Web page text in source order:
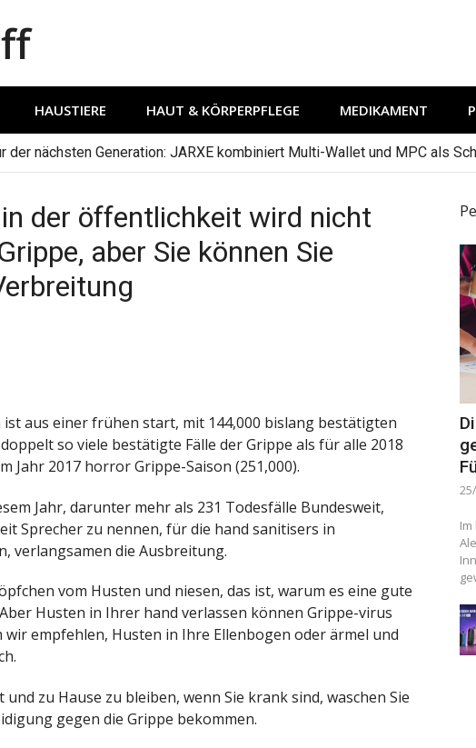
HAUSTIERE HAUT & KÖRPERPFLEGE MEDIKAMENT
der nächsten Generation: JARXE kombiniert Multi-Wallet und MPC als
der öffentlichkeit wird nicht
aber Sie können Sie
ist aus einer frühen start, mit 144,000 bislang bestätigten
so viele bestätigte Fälle der Grippe als für alle 2018
Jahr 2017 horror Grippe-Saison (251,000).
Jahr, darunter mehr als 231 Todesfälle Bundesweit,
Sprecher zu nennen, für die hand sanitisers in
verlangsamen die Ausbreitung.
vom Husten und niesen, das ist, warum es eine gute
Husten in Ihrer hand verlassen können Grippe-virus
empfehlen, Husten in Ihre Ellenbogen oder ärmel und
zu Hause zu bleiben, wenn Sie krank sind, waschen Sie
gegen die Grippe bekommen.